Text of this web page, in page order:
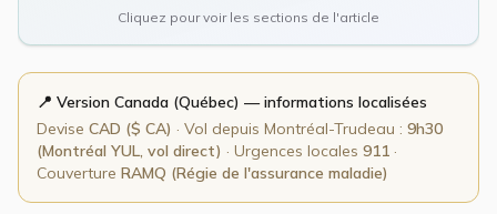
Cliquez pour voir les sections de l'article
📍 Version Canada (Québec) — informations localisées
Devise CAD ($ CA) · Vol depuis Montréal-Trudeau : 9h30
(Montréal YUL, vol direct) · Urgences locales 911 ·
Couverture RAMQ (Régie de l'assurance maladie)